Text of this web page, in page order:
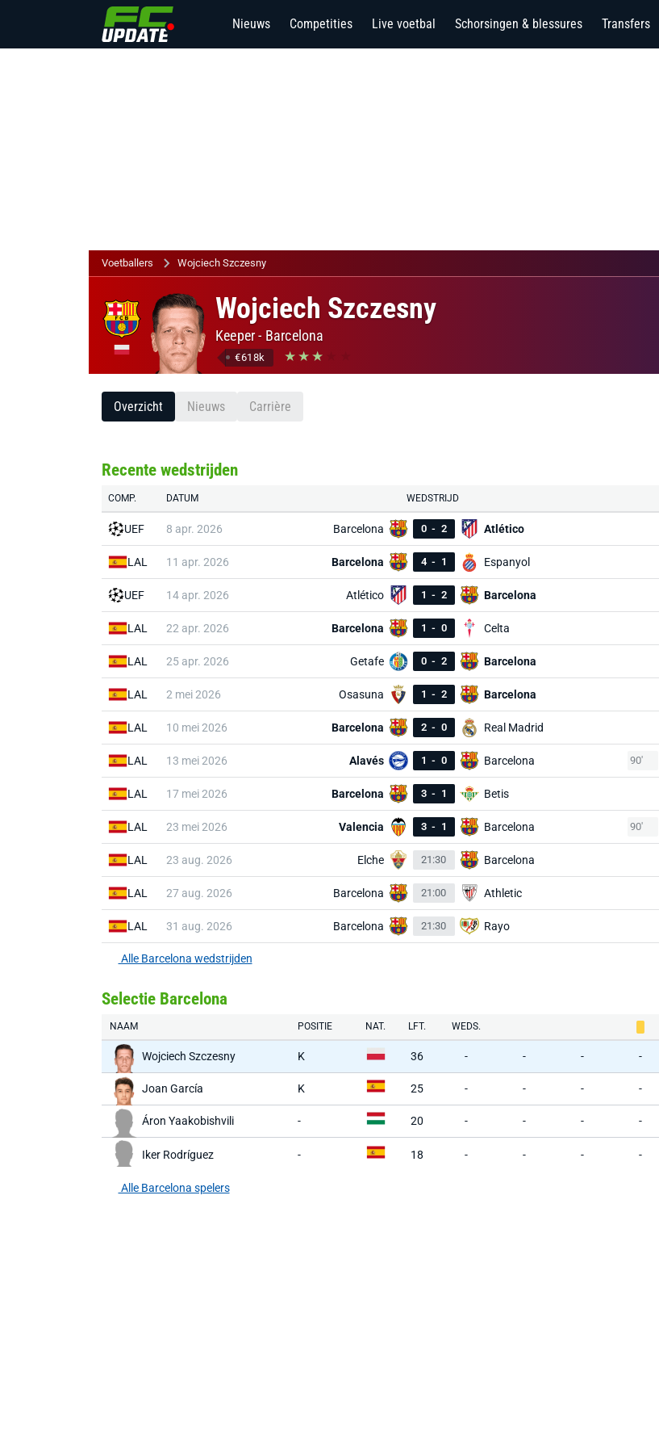
Nieuws Competities Live voetbal Schorsingen & blessures Transfers
Voetballers Wojciech Szczesny
Wojciech Szczesny
Keeper- Barcelona
€618k
Overzicht Nieuws Carrière
Recente wedstrijden
COMP. DATUM WEDSTRIJD
UEF 8 apr. 2026 Barcelona 0 - 2 Atlético
LAL 11 apr. 2026 Barcelona 4 - 1 Espanyol
UEF 14 apr. 2026 Atlético 1 - 2 Barcelona
LAL 22 apr. 2026 Barcelona 1 - 0 Celta
LAL 25 apr. 2026 Getafe 0 - 2 Barcelona
LAL 2 mei 2026 Osasuna 1 - 2 Barcelona
LAL 10 mei 2026 Barcelona 2 - 0 Real Madrid
LAL 13 mei 2026 Alavés 1 - 0 Barcelona 90'
LAL 17 mei 2026 Barcelona 3 - 1 Betis
LAL 23 mei 2026 Valencia 3 - 1 Barcelona 90'
LAL 23 aug. 2026 Elche 21:30 Barcelona
LAL 27 aug. 2026 Barcelona 21:00 Athletic
LAL 31 aug. 2026 Barcelona 21:30 Rayo
Alle Barcelona wedstrijden
Selectie Barcelona
NAAM POSITIE NAT. LFT. WEDS.
Wojciech Szczesny K 36 - - - -
Joan García K 25 - - - -
Áron Yaakobishvili - 20 - - - -
Iker Rodríguez - 18 - - - -
Alle Barcelona spelers